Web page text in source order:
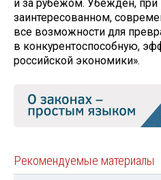
и за рубежом. Убежден, при
заинтересованном,
все возможности для
в конкурентоспособную,
российской экономики».
Рекомендуемые материалы